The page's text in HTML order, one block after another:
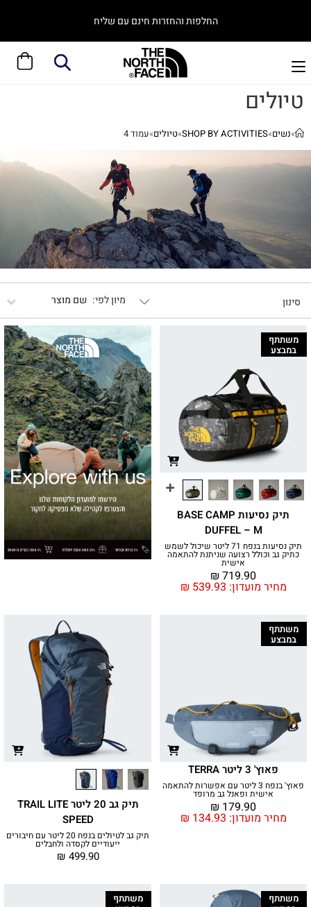
החלפות והחזרות חינם עם שליח
טיולים
»נשים»
SHOP BY ACTIVITIES
»טיולים»עמוד 4
סינון שם מוצר
משתתף
במבצע
תיק נסיעות BASE CAMP
DUFFEL – M
תיק נסיעות בנפח 71 ליטר שיכול לשמש
כתיק גב וכולל רצועה שניתנת להתאמה
אישית
מחיר מועדון: ₪ 539.93
₪ 719.90
משתתף
במבצע
פאוץ' 3 ליטר TERRA
פאוץ' בנפח 3 ליטר עם אפשרות להתאמה
אישית ופאנל גב מרופד
מחיר מועדון: ₪ 134.93
₪ 179.90
תיק גב 20 ליטר TRAIL LITE
SPEED
תיק גב לטיולים בנפח 20 ליטר עם חיבורים
ייעודיים לקסדה ולחבלים
₪ 499.90
משתתף משתתף